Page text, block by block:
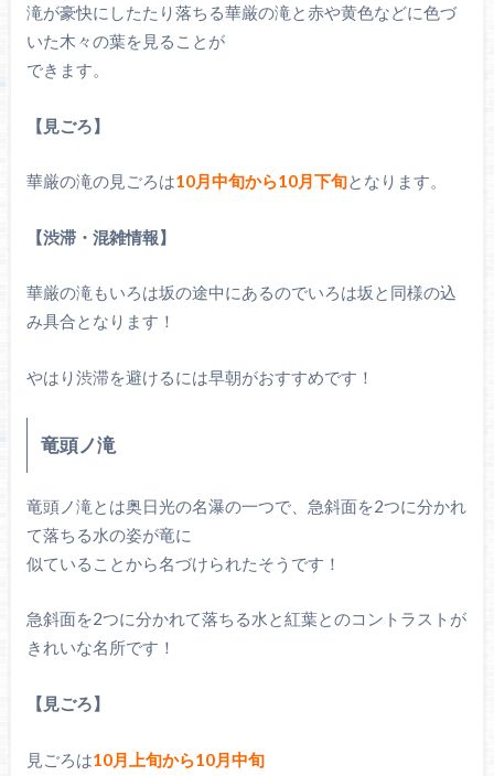
滝が豪快にしたたり落ちる華厳の滝と赤や黄色などに色づ
いた木々の葉を見ることが
できます。
【見ごろ】
華厳の滝の見ごろは10月中旬から10月下旬となります。
【渋滞・混雑情報】
華厳の滝もいろは坂の途中にあるのでいろは坂と同様の込
み具合となります！
やはり渋滞を避けるには早朝がおすすめです！
竜頭ノ滝
竜頭ノ滝とは奥日光の名瀑の一つで、急斜面を2つに分かれ
て落ちる水の姿が竜に
似ていることから名づけられたそうです！
急斜面を2つに分かれて落ちる水と紅葉とのコントラストが
きれいな名所です！
【見ごろ】
見ごろは10月上旬から10月中旬